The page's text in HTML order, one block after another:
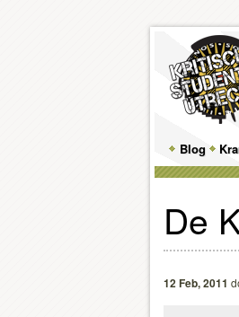
Main
menu
Skip
to
primary
content
Skip
to
content
Blog
De
12 Feb, 2011